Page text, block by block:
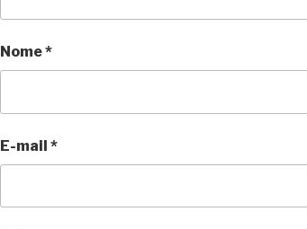
Nome*
E-mail *